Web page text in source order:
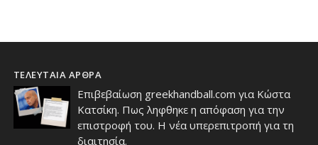
ΤΕΛΕΥΤΑΙΑ ΑΡΘΡΑ
Επιβεβαίωση greekhandball.com για Κώστα
Κατσίκη. Πως ληφθηκε η απόφαση για την
επιστροφή του. Η νέα υπερεπιτροπή για τη
διαιτησία.